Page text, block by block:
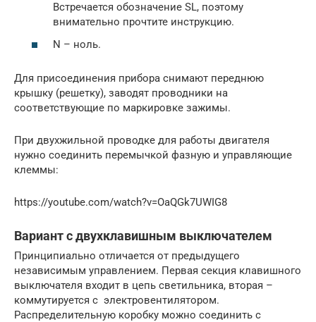
Встречается обозначение SL, поэтому
внимательно прочтите инструкцию.
N – ноль.
Для присоединения прибора снимают переднюю
крышку (решетку), заводят проводники на
соответствующие по маркировке зажимы.
При двухжильной проводке для работы двигателя
нужно соединить перемычкой фазную и управляющие
клеммы:
https://youtube.com/watch?v=OaQGk7UWIG8
Вариант с двухклавишным выключателем
Принципиально отличается от предыдущего
независимым управлением. Первая секция клавишного
выключателя входит в цепь светильника, вторая –
коммутируется с электровентилятором.
Распределительную коробку можно соединить с